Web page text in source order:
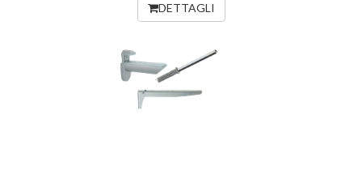
DETTAGLI